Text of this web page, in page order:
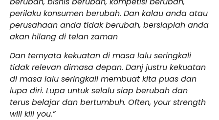
perilaku konsumen berubah. Dan kalau anda atau
perusahaan anda tidak berubah, bersiaplah anda
akan hilang di telan zaman
Dan ternyata kekuatan di masa lalu seringkali
tidak relevan dimasa depan. Danj justru kekuatan
di masa lalu seringkali membuat kita puas dan
lupa diri. Lupa untuk selalu siap berubah dan
terus belajar dan bertumbuh. Often, your strength
will kill you.”